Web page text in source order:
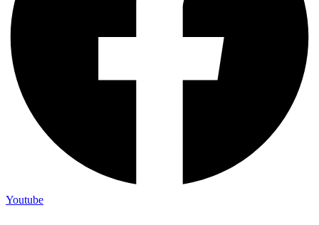
Youtube